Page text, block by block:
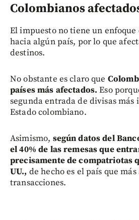
Colombianos
El impuesto no tiene un enfoque
hacia algún país, por lo que
destinos.
No obstante es claro que
países más afectados.Eso
segunda entrada de divisas
Estado colombiano.
Asimismo, según datos del
el 40% de las remesas que
precisamente de compatriotas
UU., de hecho es el país que
transacciones.